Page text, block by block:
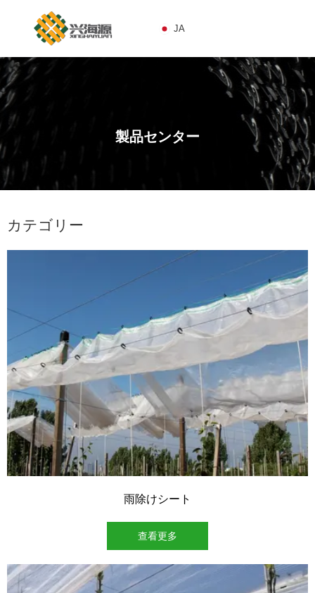
JA
JA
製品センター
カテゴリー
雨除けシート
查看更多